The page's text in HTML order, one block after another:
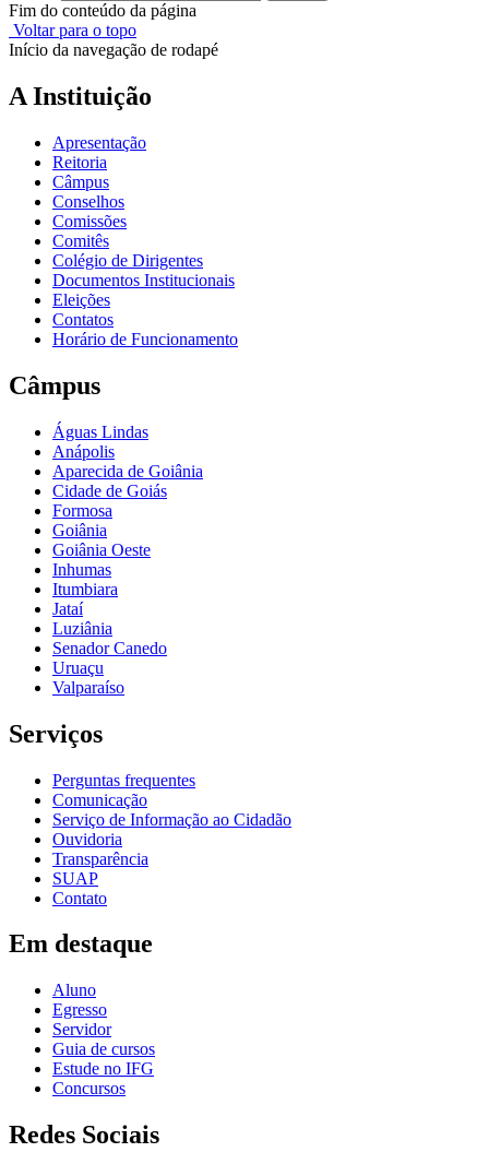
Fim do conteúdo da página
Voltar para o topo
Início da navegação de rodapé
A Instituição
Apresentação
Reitoria
Câmpus
Conselhos
Comissões
Comitês
Colégio de Dirigentes
Documentos Institucionais
Eleições
Contatos
Horário de Funcionamento
Câmpus
Águas Lindas
Anápolis
Aparecida de Goiânia
Cidade de Goiás
Formosa
Goiânia
Goiânia Oeste
Inhumas
Itumbiara
Jataí
Luziânia
Senador Canedo
Uruaçu
Valparaíso
Serviços
Perguntas frequentes
Comunicação
Serviço de Informação ao Cidadão
Ouvidoria
Transparência
SUAP
Contato
Em destaque
Aluno
Egresso
Servidor
Guia de cursos
Estude no IFG
Concursos
Redes Sociais